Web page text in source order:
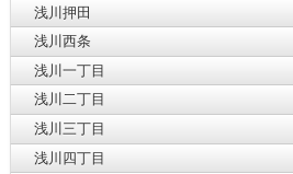
浅川押田
浅川西条
浅川一丁目
浅川二丁目
浅川三丁目
浅川四丁目